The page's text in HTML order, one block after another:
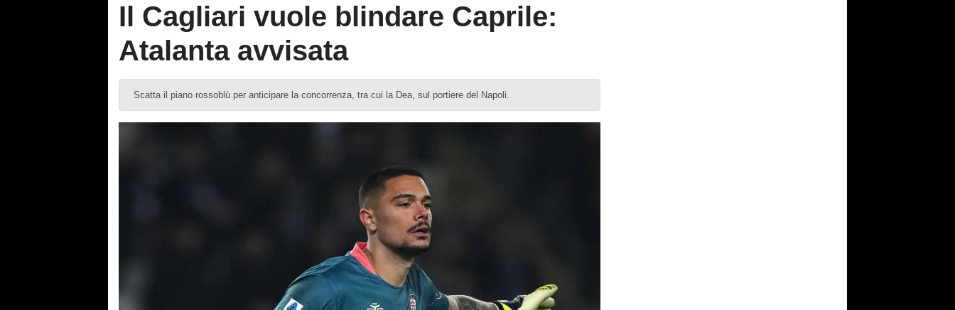
Il Cagliari vuole blindare Caprile:
Atalanta avvisata
Scatta il piano rossoblù per anticipare la concorrenza, tra cui la Dea, sul portiere del Napoli.